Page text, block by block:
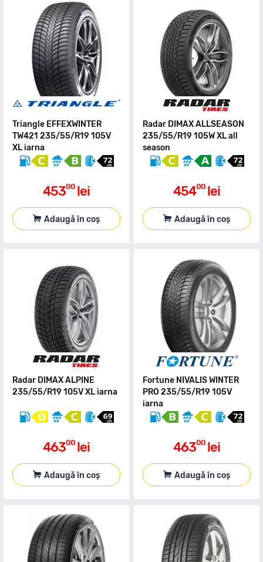
Triangle EFFEXWINTER
TW421 235/55/R19 105V
XL iarna
45300 lei
Adaugă în coș
Radar DIMAX ALLSEASON
235/55/R19 105W XL all
season
45400 lei
Adaugă în coș
Radar DIMAX ALPINE
235/55/R19 105V XL iarna
46300 lei
Adaugă în coș
Fortune NIVALIS WINTER
PRO 235/55/R19 105V
iarna
46300 lei
Adaugă în coș